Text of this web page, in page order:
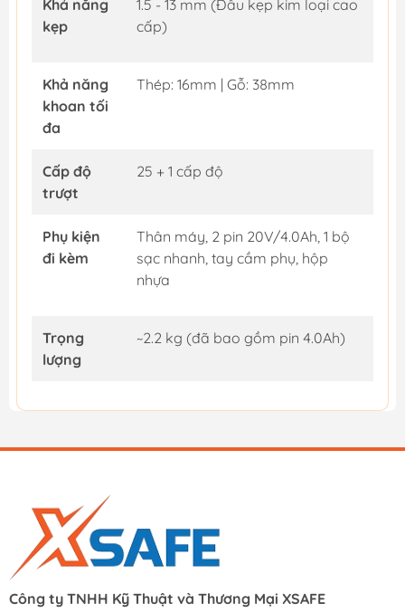
Khả năng
kẹp
1.5 - 13 mm (Đầu kẹp kim loại cao
cấp)
Khả năng
khoan tối
đa
Thép: 16mm | Gỗ: 38mm
Cấp độ
trượt
25 + 1 cấp độ
Phụ kiện
đi kèm
Thân máy, 2 pin 20V/4.0Ah, 1 bộ
sạc nhanh, tay cầm phụ, hộp
nhựa
Trọng
lượng
~2.2 kg (đã bao gồm pin 4.0Ah)
Công ty TNHH Kỹ Thuật và Thương Mại XSAFE